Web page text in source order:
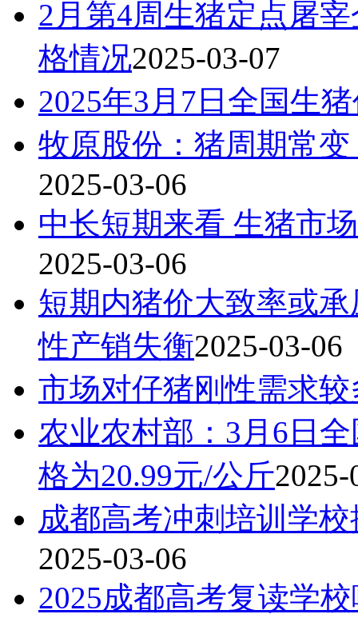
2月第4周生猪定点屠
格情况2025-03-07
2025年3月7日全国生
牧原股份：猪周期常
2025-03-06
中长短期来看 生猪市
2025-03-06
短期内猪价大致率或
性产销失衡2025-03-06
市场对仔猪刚性需求
农业农村部：3月6日
格为20.99元/公斤2025-
成都高考冲刺培训学
2025-03-06
2025成都高考复读学